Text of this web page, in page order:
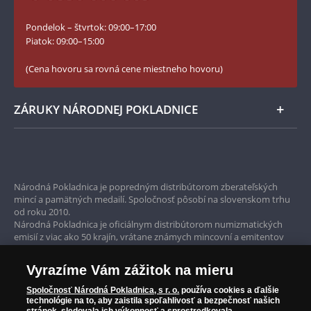
Numizmatické novinky
YouTube Národnej Pokladnice
Pondelok – štvrtok: 09:00–17:00
Piatok: 09:00–15:00
(Cena hovoru sa rovná cene miestneho hovoru)
ZÁRUKY NÁRODNEJ POKLADNICE
Garancia najvyššej kvality
Iba originálne produkty
Národná Pokladnica je popredným distribútorom zberateľských
mincí a pamätných medailí. Spoločnosť pôsobí na slovenskom trhu
od roku 2010.
Národná Pokladnica je oficiálnym distribútorom numizmatických
emisií z viac ako 50 krajín, vrátane známych mincovní a emitentov
ako je Britská kráľovská mincovňa, Kráľovská kanadská mincovňa,
Parížska mincovňa, Nórska mincovňa, Fínska mincovňa alebo
Austrálska mincovňa Perth. Spoločnosť svojim zákazníkom a
zberateľom garantuje, že všetky produkty sú v originálnej a v
prvotriednej kvalite, čo je doložené aj priloženým Certifikátom
Vyrazíme Vám zážitok na mieru
Spoločnosť Národná Pokladnica, s r. o. používa cookies a ďalšie
technológie na to, aby zaistila spoľahlivosť a bezpečnosť našich